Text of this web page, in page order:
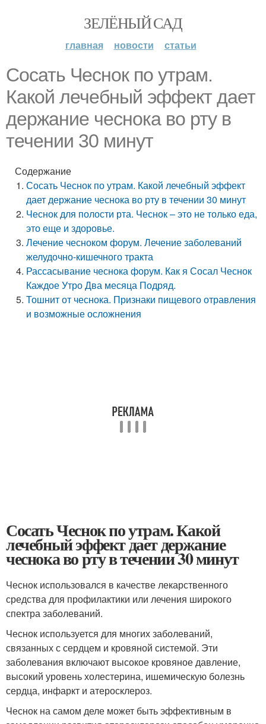
ЗЕЛЁНЫЙ САД
главная новости статьи
Сосать Чеснок по утрам.
Какой лечебный эффект дает
держание чеснока во рту в
течении 30 минут
Содержание
Сосать Чеснок по утрам. Какой лечебный эффект
дает держание чеснока во рту в течении 30 минут
Чеснок для полости рта. Чеснок – это не только еда,
это еще и здоровье.
Лечение чесноком форум. Лечение заболеваний
желудочно-кишечного тракта
Рассасывание чеснока форум. Как я Сосал Чеснок
Каждое Утро Два месяца Подряд.
Тошнит от чеснока. Признаки пищевого отравления
и возможные осложнения
Сосать Чеснок по утрам. Какой
лечебный эффект дает держание
чеснока во рту в течении 30 минут
Чеснок использовался в качестве лекарственного
средства для профилактики или лечения широкого
спектра заболеваний.
Чеснок используется для многих заболеваний,
связанных с сердцем и кровяной системой. Эти
заболевания включают высокое кровяное давление,
высокий уровень холестерина, ишемическую болезнь
сердца, инфаркт и атеросклероз.
Чеснок на самом деле может быть эффективным в